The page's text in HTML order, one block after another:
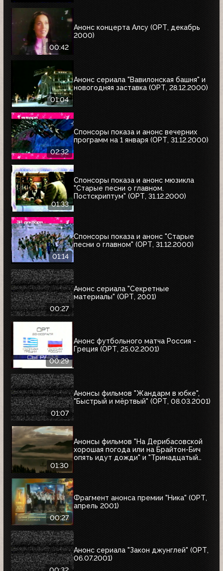
00:42
Анонс концерта Алсу (ОРТ, декабрь
2000)
01:04
Анонс сериала "Вавилонская башня" и
новогодняя заставка (ОРТ, 28.12.2000)
02:32
Спонсоры показа и анонс вечерних
программ на 1 января (ОРТ, 31.12.2000)
01:33
Спонсоры показа и анонс мюзикла
"Старые песни о главном.
Постскриптум" (ОРТ, 31.12.2000)
01:14
Спонсоры показа и анонс "Старые
песни о главном" (ОРТ, 31.12.2000)
00:27
Анонс сериала "Секретные
материалы" (ОРТ, 2001)
00:29
Анонс футбольного матча Россия -
Греция (ОРТ, 25.02.2001)
01:07
Анонсы фильмов "Жандарм в юбке",
"Быстрый и мёртвый" (ОРТ, 08.03.2001)
01:30
Анонсы фильмов "На Дерибасовской
хорошая погода или на Брайтон-Бич
опять идут дожди" и "Тринадцатый
00:27
Фрагмент анонса премии "Ника" (ОРТ,
апрель 2001)
Анонс сериала "Закон джунглей" (ОРТ,
06.07.2001)